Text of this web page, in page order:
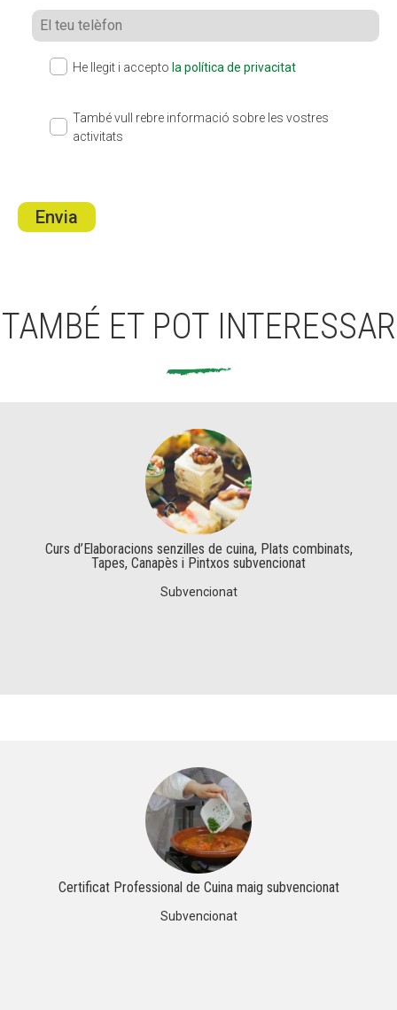
He llegit i accepto la política de privacitat
També vull rebre informació sobre les vostres
activitats
Envia
TAMBÉ ET POT INTERESSAR
Curs d’Elaboracions senzilles de cuina, Plats combinats,
Tapes, Canapès i Pintxos subvencionat
Subvencionat
Certificat Professional de Cuina maig subvencionat
Subvencionat